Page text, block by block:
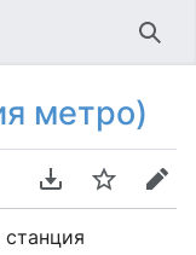
метро)
Скачать PDF
Следить